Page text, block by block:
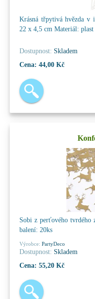
Krásná třpytivá hvězda v
22 x 4,5 cm Materiál: plast
Dostupnost: Skladem
Cena: 44,00 Kč
Sobi z perťového tvrdého
balení: 20ks
Výrobce: PartyDeco
Dostupnost: Skladem
Cena: 55,20 Kč